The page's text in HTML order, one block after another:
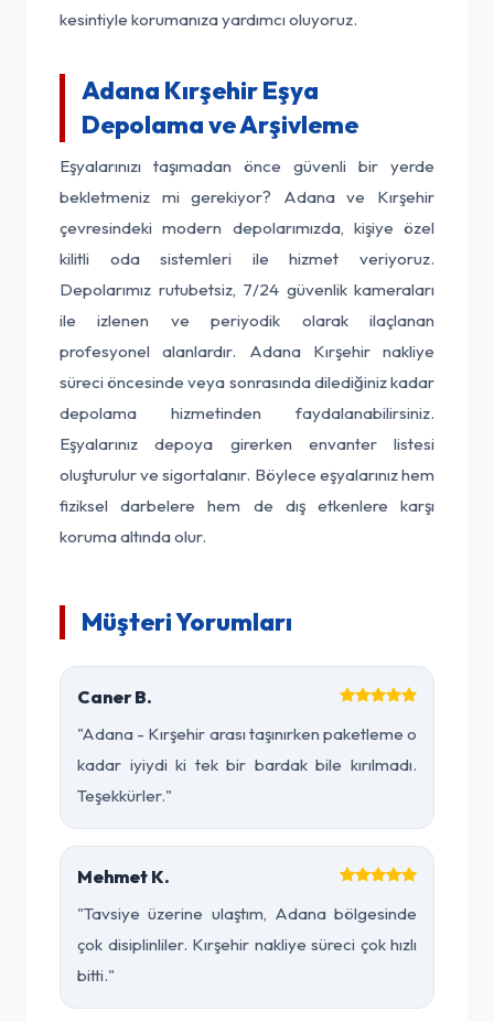
kesintiyle korumanıza yardımcı oluyoruz.
Adana Kırşehir Eşya
Depolama ve Arşivleme
Eşyalarınızı taşımadan önce güvenli bir yerde
bekletmeniz mi gerekiyor? Adana ve Kırşehir
çevresindeki modern depolarımızda, kişiye özel
kilitli oda sistemleri ile hizmet veriyoruz.
Depolarımız rutubetsiz, 7/24 güvenlik kameraları
ile izlenen ve periyodik olarak ilaçlanan
profesyonel alanlardır. Adana Kırşehir nakliye
süreci öncesinde veya sonrasında dilediğiniz kadar
depolama hizmetinden faydalanabilirsiniz.
Eşyalarınız depoya girerken envanter listesi
oluşturulur ve sigortalanır. Böylece eşyalarınız hem
fiziksel darbelere hem de dış etkenlere karşı
koruma altında olur.
Müşteri Yorumları
Caner B.
"Adana - Kırşehir arası taşınırken paketleme o
kadar iyiydi ki tek bir bardak bile kırılmadı.
Teşekkürler."
Mehmet K.
"Tavsiye üzerine ulaştım, Adana bölgesinde
çok disiplinliler. Kırşehir nakliye süreci çok hızlı
bitti."